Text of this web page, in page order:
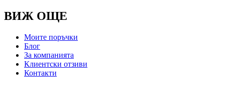
ВИЖ ОЩЕ
Моите поръчки
Блог
За компанията
Клиентски отзиви
Контакти